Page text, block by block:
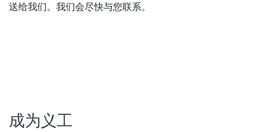
送给我们。我们会尽快与您联系。
成为义工